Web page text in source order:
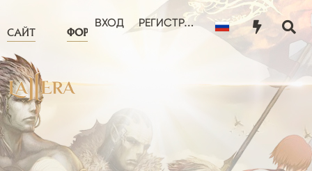
САЙТ ФОРУМ
ЧТО НОВОГО?
ВХОД РЕГИСТРАЦИЯ